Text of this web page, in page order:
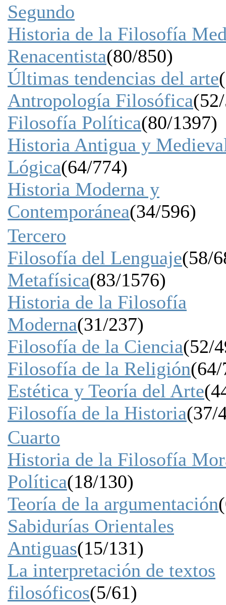
Segundo
Historia de la Filosofía
Renacentista(80/850)
Últimas tendencias del arte
Antropología Filosófica
Filosofía Política(80/1397)
Historia Antigua y
Lógica(64/774)
Historia Moderna y
Contemporánea(34/596)
Tercero
Filosofía del Lenguaje(58/
Metafísica(83/1576)
Historia de la Filosofía
Moderna(31/237)
Filosofía de la Ciencia(52/
Filosofía de la Religión
Estética y Teoría del Arte
Filosofía de la Historia(37/
Cuarto
Historia de la Filosofía
Política(18/130)
Teoría de la argumentación
Sabidurías Orientales
Antiguas(15/131)
La interpretación de textos
filosóficos(5/61)